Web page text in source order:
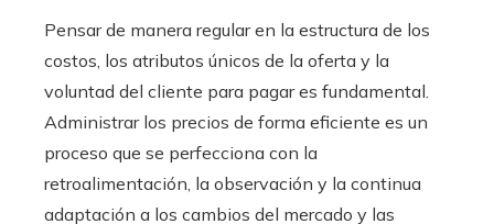
Pensar de manera regular en la estructura de los
costos, los atributos únicos de la oferta y la
voluntad del cliente para pagar es fundamental.
Administrar los precios de forma eficiente es un
proceso que se perfecciona con la
retroalimentación, la observación y la continua
adaptación a los cambios del mercado y las